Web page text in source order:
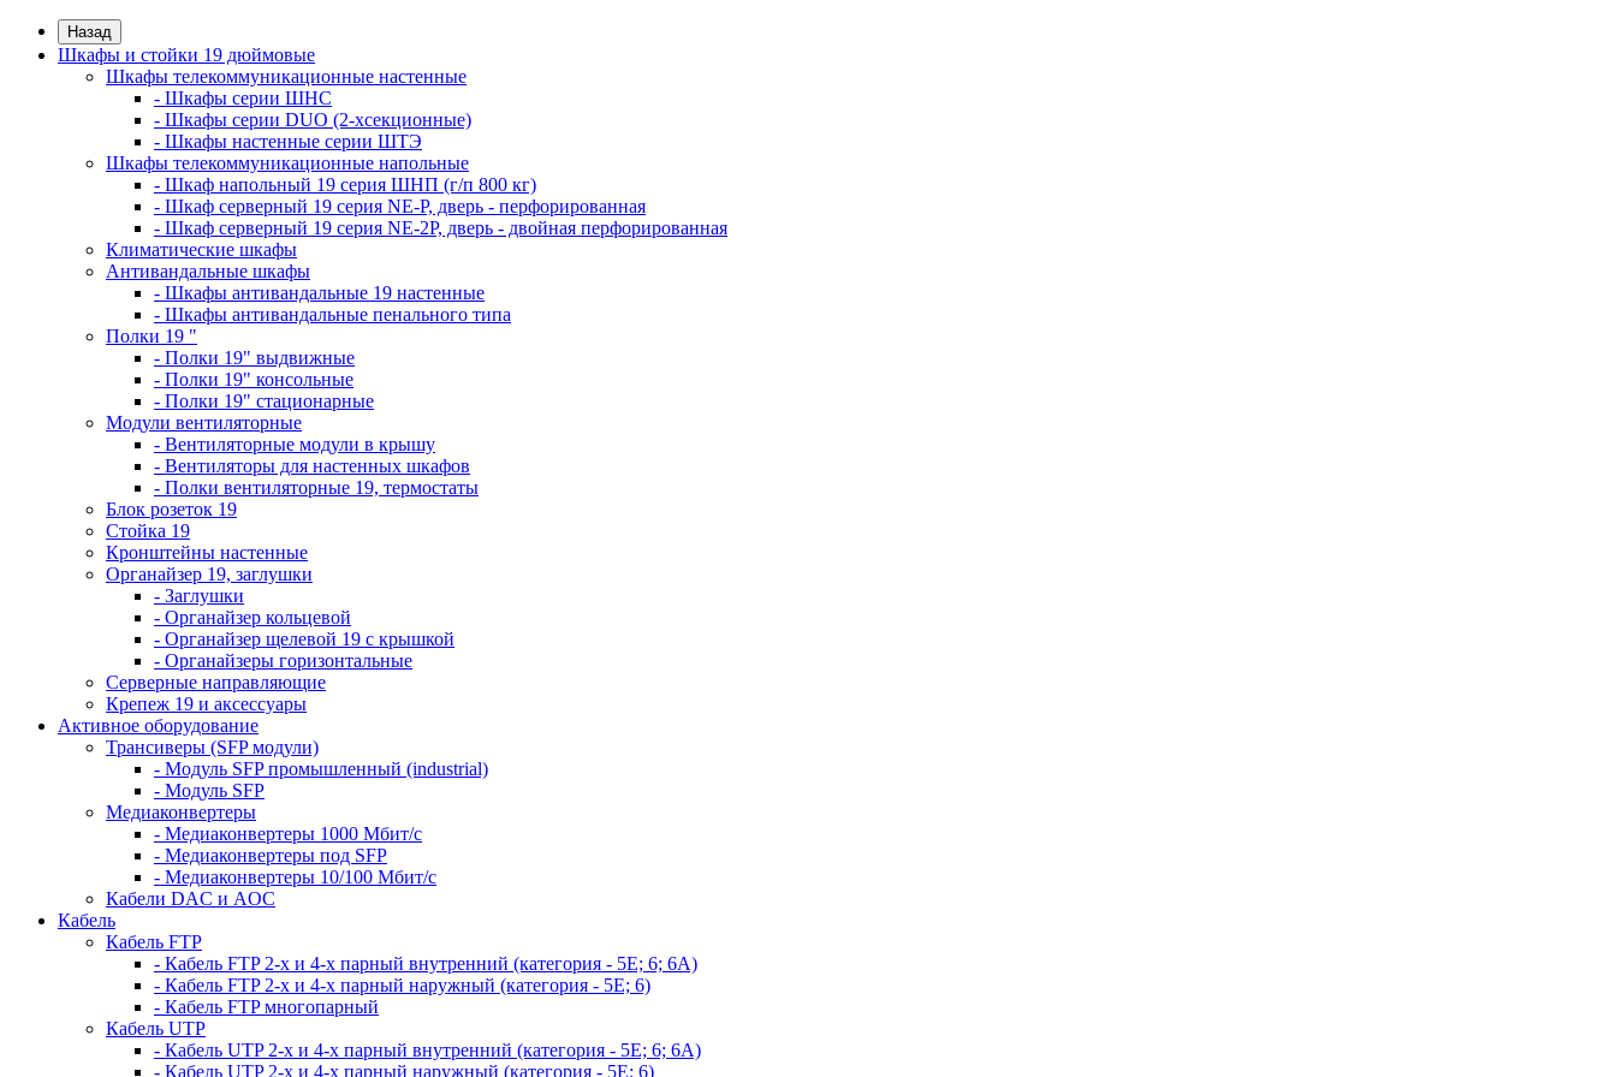
Назад
Шкафы и стойки 19 дюймовые
Шкафы телекоммуникационные настенные
- Шкафы серии ШНС
- Шкафы серии DUO (2-хсекционные)
- Шкафы настенные серии ШТЭ
Шкафы телекоммуникационные напольные
- Шкаф напольный 19 серия ШНП (г/п 800 кг)
- Шкаф серверный 19 серия NE-P, дверь - перфорированная
- Шкаф серверный 19 серия NE-2P, дверь - двойная перфорированная
Климатические шкафы
Антивандальные шкафы
- Шкафы антивандальные 19 настенные
- Шкафы антивандальные пенального типа
Полки 19 "
- Полки 19" выдвижные
- Полки 19" консольные
- Полки 19" стационарные
Модули вентиляторные
- Вентиляторные модули в крышу
- Вентиляторы для настенных шкафов
- Полки вентиляторные 19, термостаты
Блок розеток 19
Стойка 19
Кронштейны настенные
Органайзер 19, заглушки
- Заглушки
- Органайзер кольцевой
- Органайзер щелевой 19 с крышкой
- Органайзеры горизонтальные
Серверные направляющие
Крепеж 19 и аксессуары
Активное оборудование
Трансиверы (SFP модули)
- Модуль SFP промышленный (industrial)
- Модуль SFP
Медиаконвертеры
- Медиаконвертеры 1000 Мбит/с
- Медиаконвертеры под SFP
- Медиаконвертеры 10/100 Мбит/с
Кабели DAC и AOC
Кабель
Кабель FTP
- Кабель FTP 2-х и 4-х парный внутренний (категория - 5Е; 6; 6А)
- Кабель FTP 2-х и 4-х парный наружный (категория - 5Е; 6)
- Кабель FTP многопарный
Кабель UTP
- Кабель UTP 2-х и 4-х парный внутренний (категория - 5Е; 6; 6А)
- Кабель UTP 2-х и 4-х парный наружный (категория - 5Е; 6)